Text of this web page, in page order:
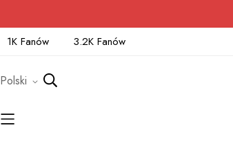
1K Fanów
3.2K Fanów
Polski